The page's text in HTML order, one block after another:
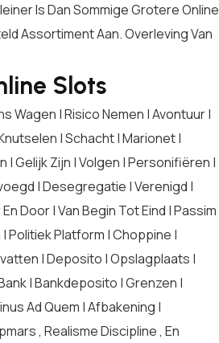
Is Dan Sommige Grotere Online
Assortiment Aan. Overleving Van
Slots
Wagen | Risico Nemen | Avontuur |
| Schacht | Marionet |
| Gelijk Zijn | Volgen | Personifiëren |
| Desegregatie | Verenigd |
Door | Van Begin Tot Eind | Passim
Politiek Platform | Choppine |
| Deposito | Opslagplaats |
| Bankdeposito | Grenzen |
Ad Quem | Afbakening |
, Realisme Discipline , En